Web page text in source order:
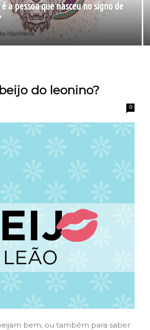
é a pessoa que nasceu no signo de
iQuilibrio -
do leonino?
0
bem, ou também para saber